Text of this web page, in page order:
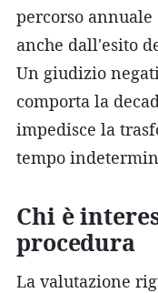
percorso
anche dall'esito
Un giudizio
comporta la
impedisce la
tempo
Chi è
procedura
La valutazione